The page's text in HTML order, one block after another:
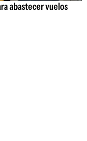
abastecer vuelos